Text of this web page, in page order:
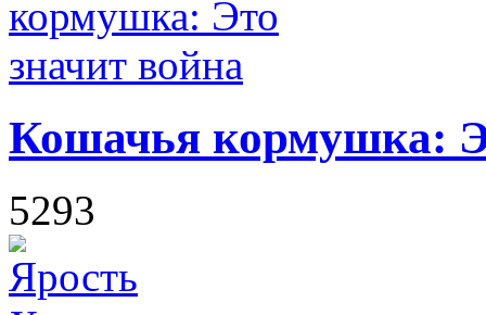
Кошачья кормушка:
5293